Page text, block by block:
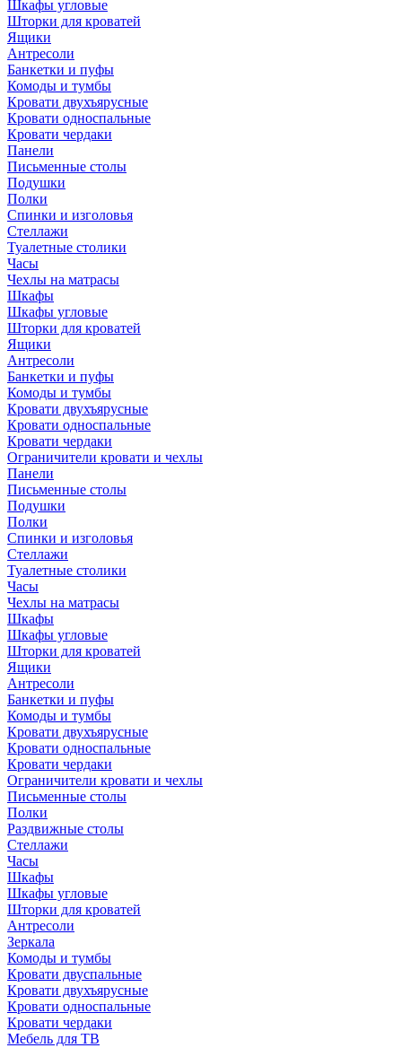
Шкафы угловые
Шторки для кроватей
Ящики
Антресоли
Банкетки и пуфы
Комоды и тумбы
Кровати двухъярусные
Кровати односпальные
Кровати чердаки
Панели
Письменные столы
Подушки
Полки
Спинки и изголовья
Стеллажи
Туалетные столики
Часы
Чехлы на матрасы
Шкафы
Шкафы угловые
Шторки для кроватей
Ящики
Антресоли
Банкетки и пуфы
Комоды и тумбы
Кровати двухъярусные
Кровати односпальные
Кровати чердаки
Ограничители кровати и чехлы
Панели
Письменные столы
Подушки
Полки
Спинки и изголовья
Стеллажи
Туалетные столики
Часы
Чехлы на матрасы
Шкафы
Шкафы угловые
Шторки для кроватей
Ящики
Антресоли
Банкетки и пуфы
Комоды и тумбы
Кровати двухъярусные
Кровати односпальные
Кровати чердаки
Ограничители кровати и чехлы
Письменные столы
Полки
Раздвижные столы
Стеллажи
Часы
Шкафы
Шкафы угловые
Шторки для кроватей
Антресоли
Зеркала
Комоды и тумбы
Кровати двуспальные
Кровати двухъярусные
Кровати односпальные
Кровати чердаки
Мебель для ТВ